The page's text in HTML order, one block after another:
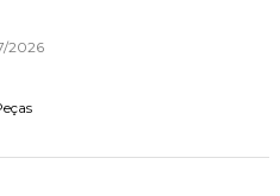
2026